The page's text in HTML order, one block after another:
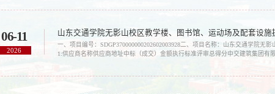
06-11
2026
山东交通学院无影山校区教学楼、图书馆、运动场及配套设施
一、项目编号：SDGP370000000202602003928二、项目名称：山东交通学院
1:供应商名称供应商地址中标（成交）金额执行标准评审总得分中交建筑集团有